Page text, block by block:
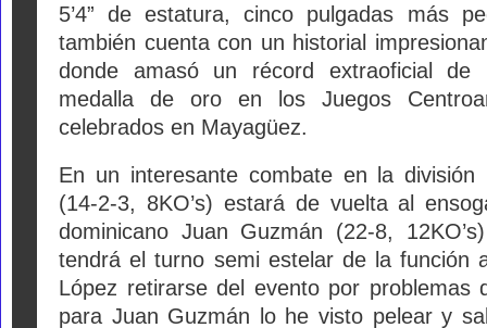
5’4” de estatura, cinco pulgadas más
también cuenta con un historial
donde amasó un récord extraoficial de
medalla de oro en los Juegos
celebrados en Mayagüez.
En un interesante combate en la división
(14-2-3, 8KO’s) estará de vuelta al
dominicano Juan Guzmán (22-8,
tendrá el turno semi estelar de la función
López retirarse del evento por problemas
para Juan Guzmán lo he visto pelear y